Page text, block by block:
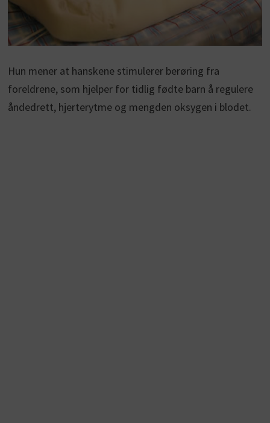
Hun mener at hanskene stimulerer berøring fra
foreldrene, som hjelper for tidlig fødte barn å regulere
åndedrett, hjerterytme og mengden oksygen i blodet.